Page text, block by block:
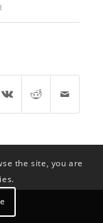
the site, you are